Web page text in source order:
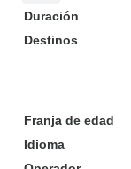
Duración
Destinos
Franja de edad
Idioma